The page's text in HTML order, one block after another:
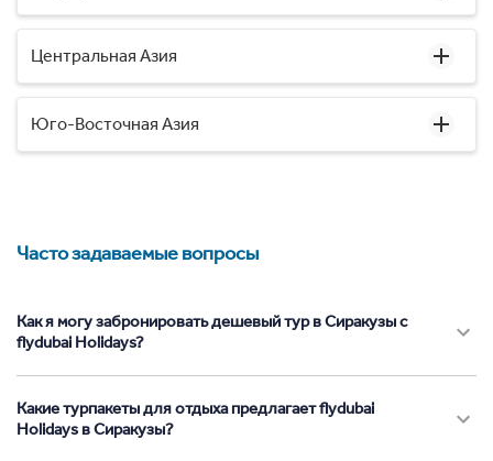
Центральная Азия
Юго-Восточная Азия
Часто задаваемые вопросы
Как я могу забронировать дешевый тур в Сиракузы с
flydubai Holidays?
Какие турпакеты для отдыха предлагает flydubai
Holidays в Сиракузы?